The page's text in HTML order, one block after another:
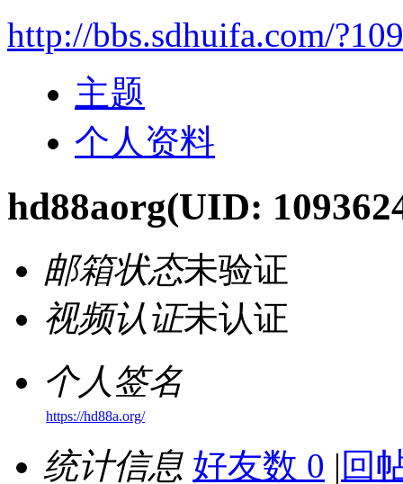
http://bbs.sdhuifa.com/
主题
个人资料
hd88aorg(UID:
邮箱状态未验证
视频认证未认证
个人签名
https://hd88a.org/
统计信息 好友数 0 | 回